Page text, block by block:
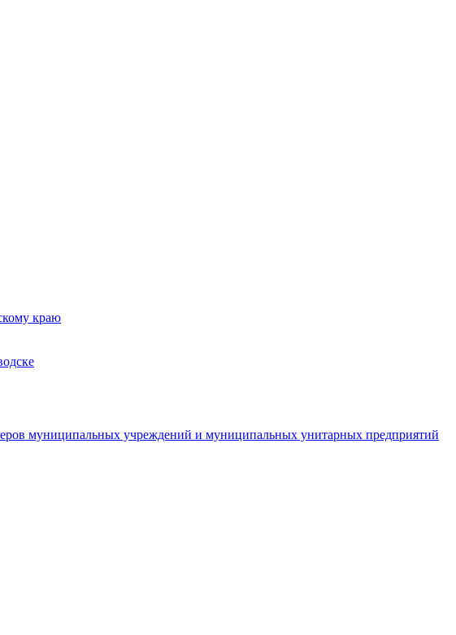
краю
муниципальных учреждений и муниципальных унитарных предприятий